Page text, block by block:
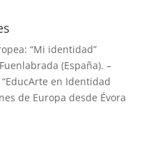
“Mi identidad”
(España). –
“EducArte en Identidad
de Europa desde Évora